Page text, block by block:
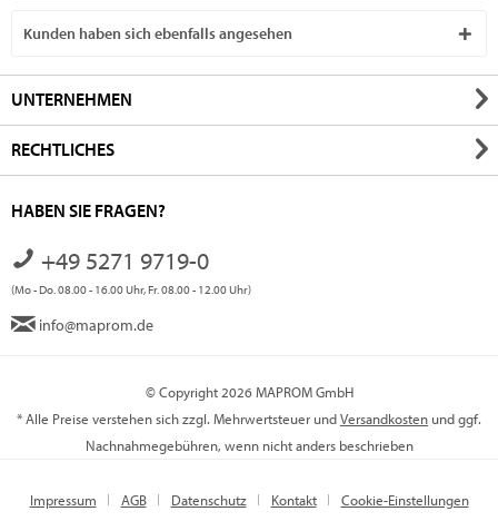
Kunden haben sich ebenfalls angesehen
UNTERNEHMEN
RECHTLICHES
HABEN SIE FRAGEN?
+49 5271 9719-0
(Mo - Do. 08.00 - 16.00 Uhr, Fr. 08.00 - 12.00 Uhr)
info@maprom.de
© Copyright 2026 MAPROM GmbH
* Alle Preise verstehen sich zzgl. Mehrwertsteuer undVersandkosten und ggf.
Nachnahmegebühren, wenn nicht anders beschrieben
Impressum AGB Datenschutz Kontakt Cookie-Einstellungen